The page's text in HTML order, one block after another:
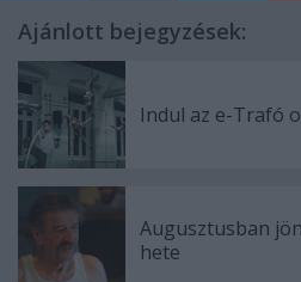
Ajánlott bejegyzések:
Indul az e-Trafó
Augusztusban
hete